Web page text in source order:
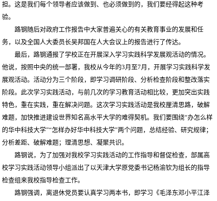
担。这是我们每个领导者应该做到、也必须做到的，我们要经得起这种考
验。
路钢随后对政府工作报告中大家普遍关心的有关教育事业的发展和任
务，以及全国人大委员长吴邦国在人大会议上的报告进行了传达。
最后，路钢通报了学校正在开展深入学习实践科学发展观活动的情况。
他说，按照中央的统一部署，我校从今年的3月至7月，开展学习实践科学发
展观活动。活动分为三个阶段，即学习调研阶段、分析检查阶段和整改落实
阶段。此次学习实践活动，与前几次的学习教育活动相比较，更加突出实践
特色，重在实践，重在解决问题。这次学习实践活动是我校厘清思路，破解
难题，加快推进建设世界知名高水平大学的难得契机。我们要围绕“办怎么样
的华中科技大学”“怎样办好华中科技大学”两个问题，总结经验、研究规律；
分析差距、破解难题；理清思想、凝聚共识。
路钢说，为了加强对我校学习实践活动的工作指导和督促检查，部属高
校学习实践活动领导小组派出了以天津大学原党委书记杨渝钦为组长的指导
检查组来我校指导检查工作。
路钢强调，离退休党员要认真学习两本书，即学习《毛泽东邓小平江泽